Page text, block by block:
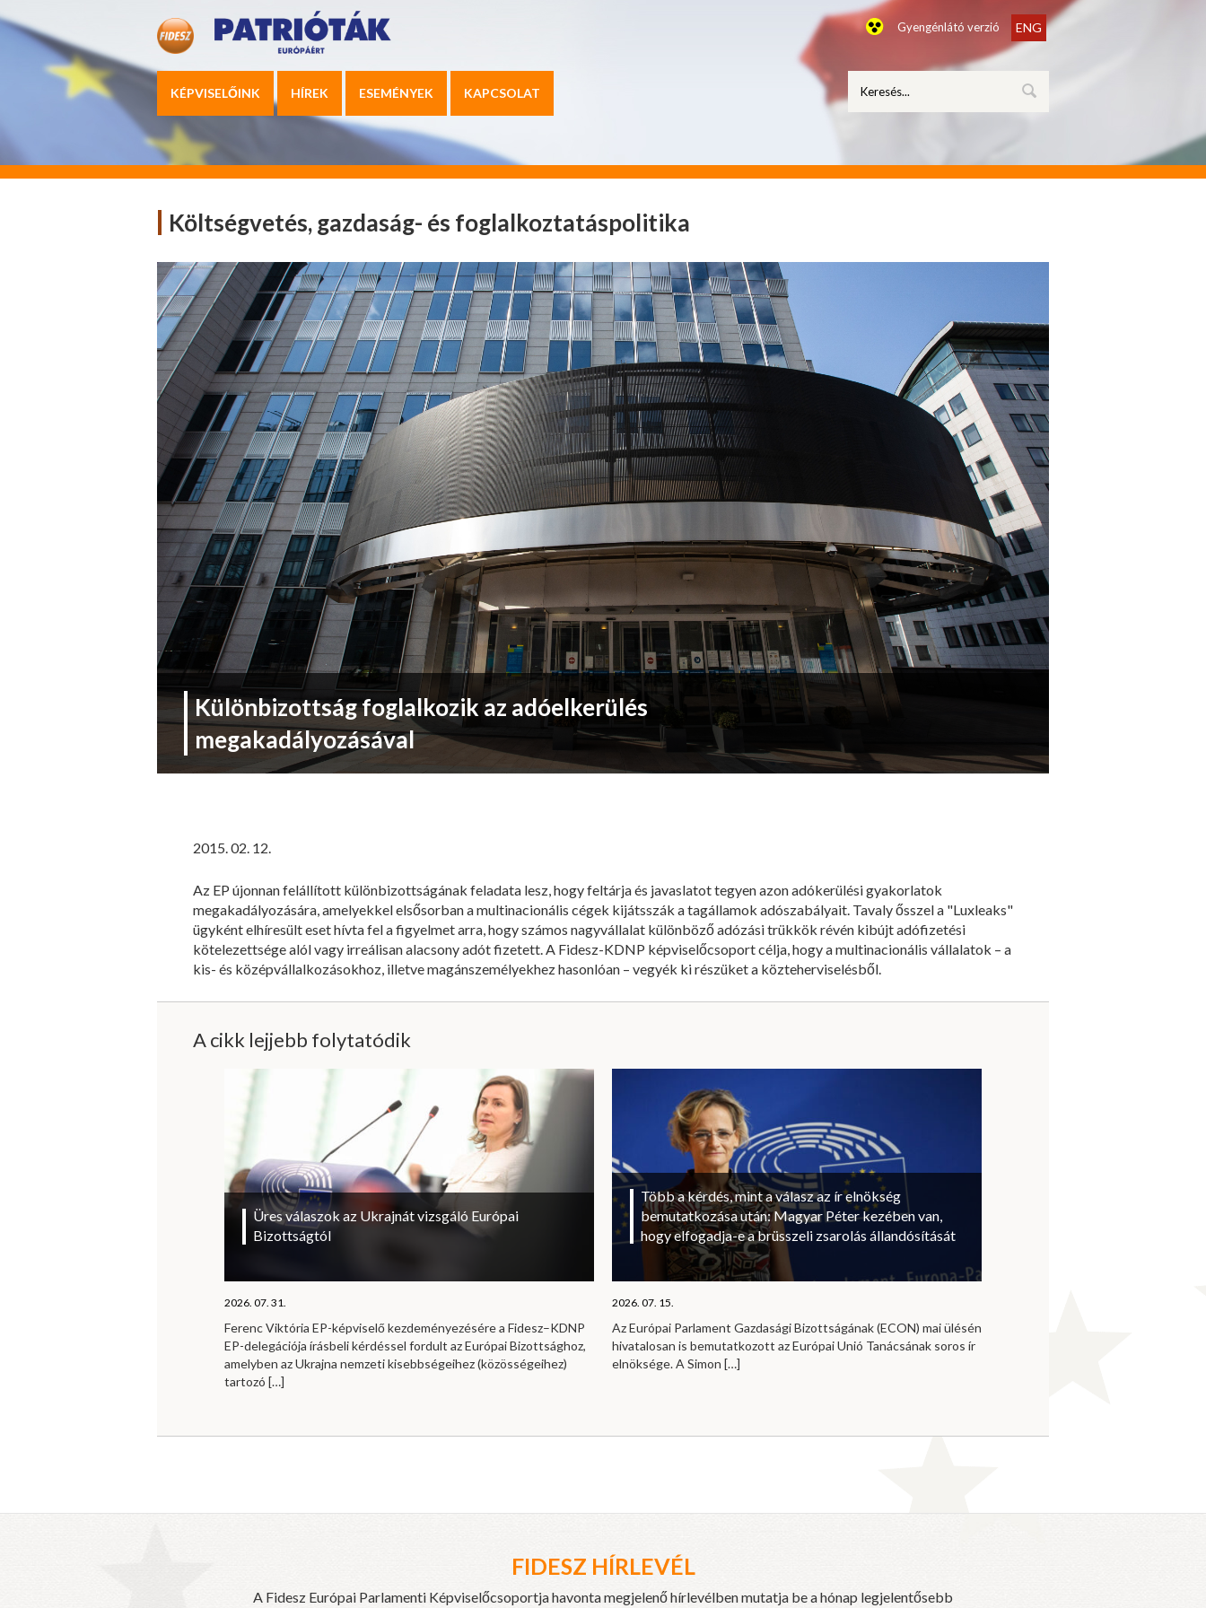
Gyengénlátó verzió ENG
KÉPVISELŐINK HÍREK ESEMÉNYEK KAPCSOLAT
Költségvetés, gazdaság- és foglalkoztatáspolitika
Különbizottság foglalkozik az adóelkerülés
megakadályozásával
2015. 02. 12.
Az EP újonnan felállított különbizottságának feladata lesz, hogy feltárja és javaslatot tegyen azon adókerülési gyakorlatok
megakadályozására, amelyekkel elsősorban a multinacionális cégek kijátsszák a tagállamok adószabályait. Tavaly ősszel a "Luxleaks"
ügyként elhíresült eset hívta fel a figyelmet arra, hogy számos nagyvállalat különböző adózási trükkök révén kibújt adófizetési
kötelezettsége alól vagy irreálisan alacsony adót fizetett. A Fidesz-KDNP képviselőcsoport célja, hogy a multinacionális vállalatok – a
kis- és középvállalkozásokhoz, illetve magánszemélyekhez hasonlóan – vegyék ki részüket a közteherviselésből.
A cikk lejjebb folytatódik
Üres válaszok az Ukrajnát vizsgáló Európai
Bizottságtól
2026. 07. 31.
Ferenc Viktória EP-képviselő kezdeményezésére a Fidesz–KDNP
EP-delegációja írásbeli kérdéssel fordult az Európai Bizottsághoz,
amelyben az Ukrajna nemzeti kisebbségeihez (közösségeihez)
tartozó […]
Több a kérdés, mint a válasz az ír elnökség
bemutatkozása után: Magyar Péter kezében van,
hogy elfogadja-e a brüsszeli zsarolás állandósítását
2026. 07. 15.
Az Európai Parlament Gazdasági Bizottságának (ECON) mai ülésén
hivatalosan is bemutatkozott az Európai Unió Tanácsának soros ír
elnöksége. A Simon […]
FIDESZ HÍRLEVÉL
A Fidesz Európai Parlamenti Képviselőcsoportja havonta megjelenő hírlevélben mutatja be a hónap legjelentősebb